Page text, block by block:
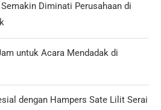
Diminati Perusahaan di
untuk Acara Mendadak di
dengan Hampers Sate Lilit Serai